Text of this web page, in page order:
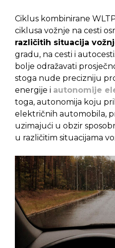
Ciklus kombinirane
ciklusa vožnje na cesti
različitih situacija
gradu, na cesti i
bolje odražavati
stoga nude precizniju
energije i autonomije
toga, autonomija koju
električnih automobila,
uzimajući u obzir
u različitim situacijama